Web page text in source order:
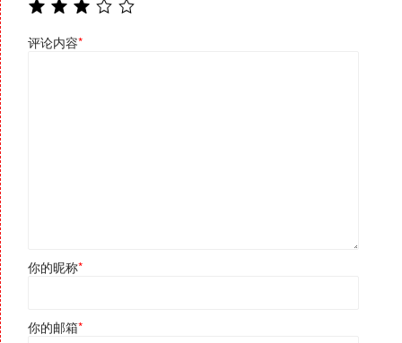
评论内容*
你的昵称*
你的邮箱*